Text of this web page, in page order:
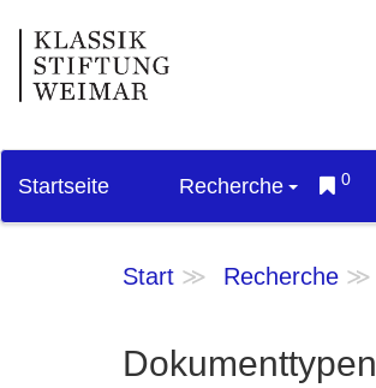
Startseite Recherche 0
Start Recherche
Dokumenttypen